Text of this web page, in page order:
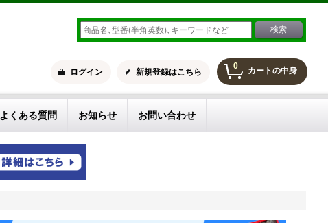
0 カートの中身
ログイン 新規登録はこちら
よくある質問 お知らせ お問い合わせ